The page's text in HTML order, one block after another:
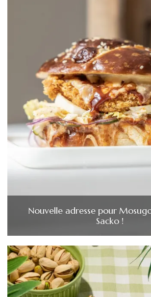
Nouvelle adresse pour
Sacko !